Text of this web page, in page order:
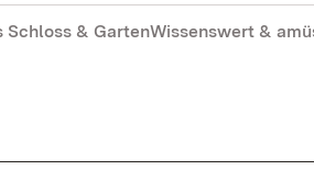
Schloss & GartenWissenswert &